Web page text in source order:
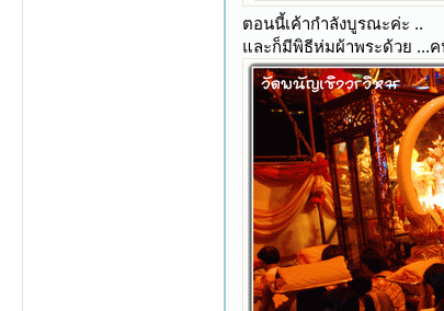
ตอนนี้เค้ากำลังบูรณะค่ะ ..
และก็มีพิธีห่มผ้าพระด้วย ...ค